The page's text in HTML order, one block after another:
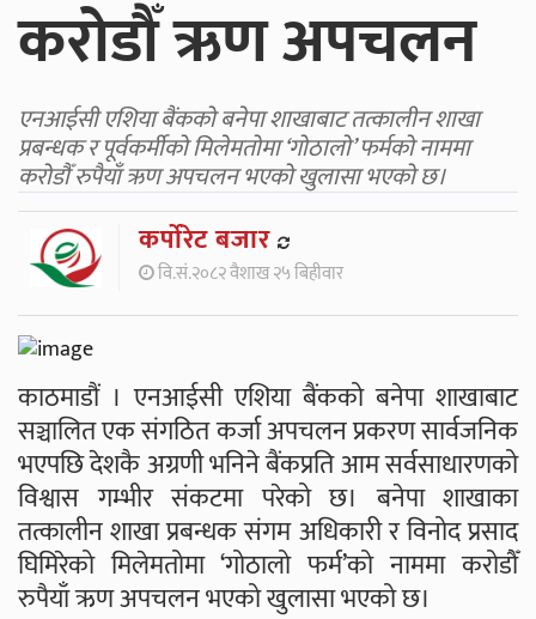
करोडौँ ऋण अपचलन
एनआईसी एशिया बैंकको बनेपा शाखाबाट तत्कालीन शाखा
प्रबन्धक र पूर्वकर्मीको मिलेमतोमा ‘गोठालो’ फर्मको नाममा
करोडौँ रुपैयाँ ऋण अपचलन भएको खुलासा भएको छ।
कर्पाेरेट बजार
वि.सं.२०८२ वैशाख २५ बिहीवार
काठमाडौं । एनआईसी एशिया बैंकको बनेपा शाखाबाट
सञ्चालित एक संगठित कर्जा अपचलन प्रकरण सार्वजनिक
भएपछि देशकै अग्रणी भनिने बैंकप्रति आम सर्वसाधारणको
विश्वास गम्भीर संकटमा परेको छ। बनेपा शाखाका
तत्कालीन शाखा प्रबन्धक संगम अधिकारी र विनोद प्रसाद
घिमिरेको मिलेमतोमा ‘गोठालो फर्म’को नाममा करोडौँ
रुपैयाँ ऋण अपचलन भएको खुलासा भएको छ।